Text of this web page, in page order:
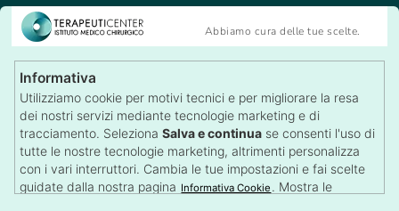
Abbiamo cura delle tue scelte.
Informativa
Utilizziamo cookie per motivi tecnici e per migliorare la resa
dei nostri servizi mediante tecnologie marketing e di
tracciamento. SelezionaSalva e continua se consenti l'uso di
tutte le nostre tecnologie marketing, altrimenti personalizza
con i vari interruttori. Cambia le tue impostazioni e fai scelte
guidate dalla nostra pagina Informativa Cookie . Mostra le
Medicina del Lavoro
Tricologia
Recensioni
Lascia una Recensione
Autorizzazioni